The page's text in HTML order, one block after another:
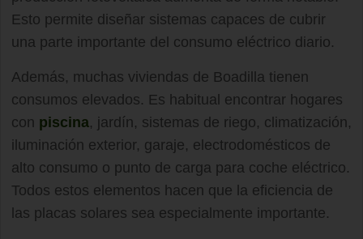
Esto permite diseñar sistemas capaces de cubrir
una parte importante del consumo eléctrico diario.
Además, muchas viviendas de Boadilla tienen
consumos elevados. Es habitual encontrar hogares
con piscina, jardín, sistemas de riego, climatización,
iluminación exterior, garaje, electrodomésticos de
alto consumo o punto de carga para coche eléctrico.
Todos estos elementos hacen que la eficiencia de
las placas solares sea especialmente importante.